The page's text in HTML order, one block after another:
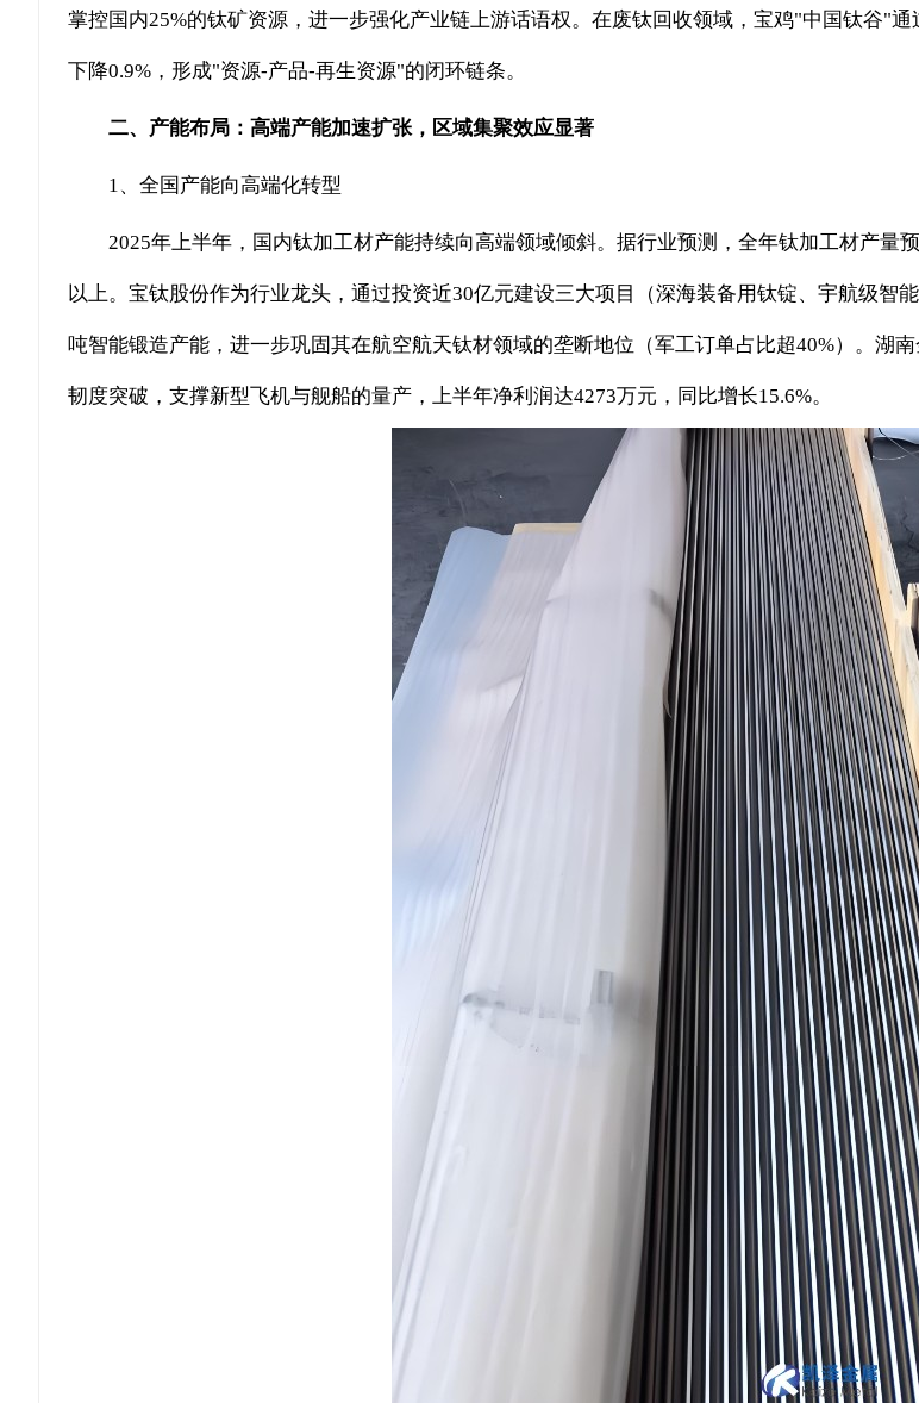
掌控国内25%的钛矿资源，进一步强化产业链上游话语权。在废钛回收领域，宝鸡"中国钛谷"
下降0.9%，形成"资源-产品-再生资源"的闭环链条。
二、产能布局：高端产能加速扩张，区域集聚效应显著
1、全国产能向高端化转型
2025年上半年，国内钛加工材产能持续向高端领域倾斜。据行业预测，全年钛加工材产量
以上。宝钛股份作为行业龙头，通过投资近30亿元建设三大项目（深海装备用钛锭、宇航级智
吨智能锻造产能，进一步巩固其在航空航天钛材领域的垄断地位（军工订单占比超40%）。湖
韧度突破，支撑新型飞机与舰船的量产，上半年净利润达4273万元，同比增长15.6%。